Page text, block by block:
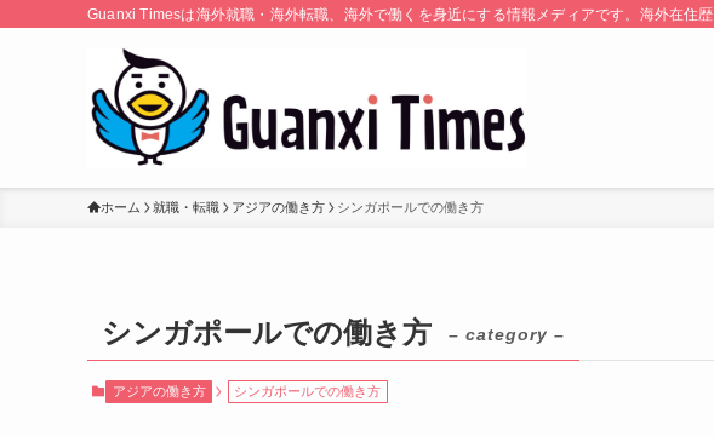
Guanxi Timesは海外就職・海外転職、海外で働くを身近にする情報メディアです。海外在住
ホーム 就職・転職 アジアの働き方 シンガポールでの働き方
シンガポールでの働き方 – category –
アジアの働き方 シンガポールでの働き方